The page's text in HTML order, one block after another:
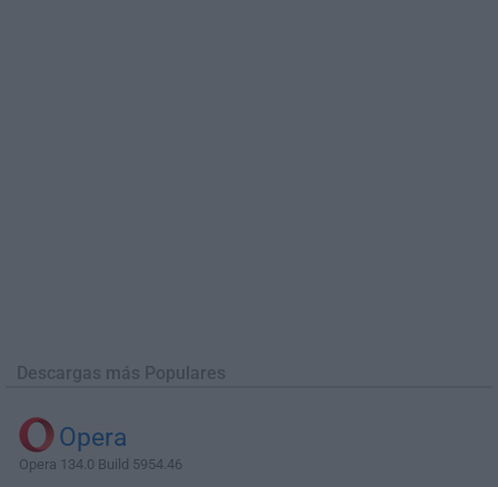
Descargas más Populares
Opera
Opera 134.0 Build 5954.46